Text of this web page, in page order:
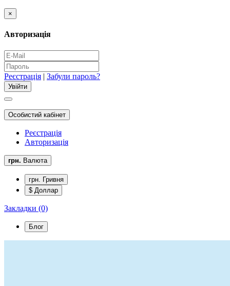
×
Авторизація
Реєстрація | Забули пароль?
Особистий кабінет
Реєстрація
Авторизація
грн. Валюта
грн. Гривня
$ Доллар
Закладки (0)
Блог